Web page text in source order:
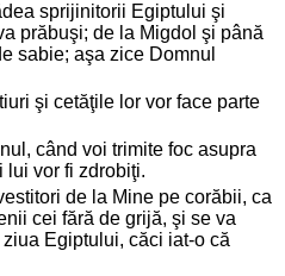
sprijinitorii Egiptului şi
prăbuşi; de la Migdol şi până
sabie; aşa zice Domnul
şi cetăţile lor vor face parte
când voi trimite foc asupra
lui vor fi zdrobiţi.
de la Mine pe corăbii, ca
cei fără de grijă, şi se va
Egiptului, căci iat-o că